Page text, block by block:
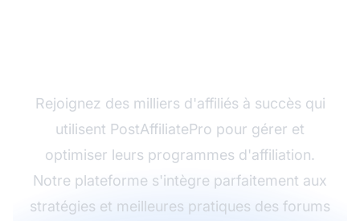
Rejoignez des milliers d'affiliés à succès qui
utilisent PostAffiliatePro pour gérer et
optimiser leurs programmes d'affiliation.
Notre plateforme s'intègre parfaitement aux
stratégies et meilleures pratiques des forums